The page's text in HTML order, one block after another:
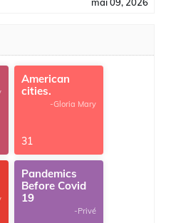
American
cities.
-Gloria Mary
31
Pandemics
Before Covid
19
-Privé